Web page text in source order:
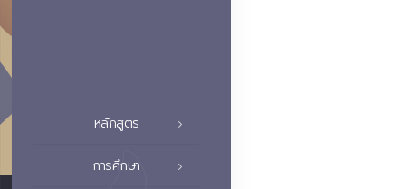
หลักสูตร
การศึกษา